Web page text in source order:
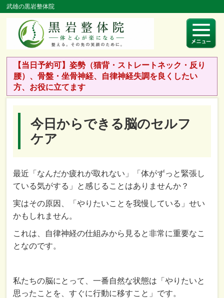
武雄の黒岩整体院
【当日予約可】姿勢（猫背・ストレートネック・反り
腰）、骨盤・坐骨神経、自律神経失調を良くしたい
方、お役に立てます
今日からできる脳のセルフ
ケア
最近「なんだか疲れが取れない」「体がずっと緊張し
ている気がする」と感じることはありませんか？
実はその原因、「やりたいことを我慢している」せい
かもしれません。
これは、自律神経の仕組みから見ると非常に重要なこ
となのです。
私たちの脳にとって、一番自然な状態は「やりたいと
思ったことを、すぐに行動に移すこと」です。